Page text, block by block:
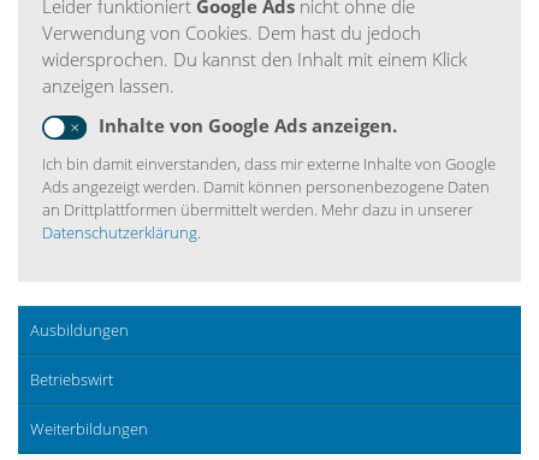
Leider funktioniert Google Ads nicht ohne die
Verwendung von Cookies. Dem hast du jedoch
widersprochen. Du kannst den Inhalt mit einem Klick
anzeigen lassen.
Inhalte von Google Ads anzeigen.
Ich bin damit einverstanden, dass mir externe Inhalte von Google
Ads angezeigt werden. Damit können personenbezogene Daten
an Drittplattformen übermittelt werden. Mehr dazu in unserer
Datenschutzerklärung.
Ausbildungen
Betriebswirt
Weiterbildungen